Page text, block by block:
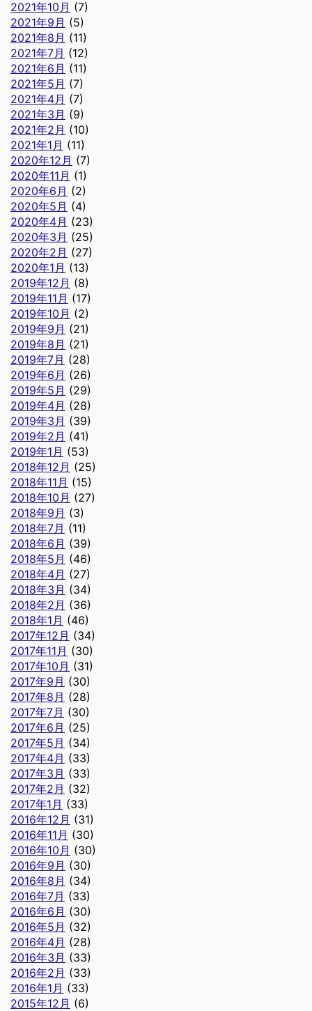
2021年10月 (7)
2021年9月 (5)
2021年8月 (11)
2021年7月 (12)
2021年6月 (11)
2021年5月 (7)
2021年4月 (7)
2021年3月 (9)
2021年2月 (10)
2021年1月 (11)
2020年12月 (7)
2020年11月 (1)
2020年6月 (2)
2020年5月 (4)
2020年4月 (23)
2020年3月 (25)
2020年2月 (27)
2020年1月 (13)
2019年12月 (8)
2019年11月 (17)
2019年10月 (2)
2019年9月 (21)
2019年8月 (21)
2019年7月 (28)
2019年6月 (26)
2019年5月 (29)
2019年4月 (28)
2019年3月 (39)
2019年2月 (41)
2019年1月 (53)
2018年12月 (25)
2018年11月 (15)
2018年10月 (27)
2018年9月 (3)
2018年7月 (11)
2018年6月 (39)
2018年5月 (46)
2018年4月 (27)
2018年3月 (34)
2018年2月 (36)
2018年1月 (46)
2017年12月 (34)
2017年11月 (30)
2017年10月 (31)
2017年9月 (30)
2017年8月 (28)
2017年7月 (30)
2017年6月 (25)
2017年5月 (34)
2017年4月 (33)
2017年3月 (33)
2017年2月 (32)
2017年1月 (33)
2016年12月 (31)
2016年11月 (30)
2016年10月 (30)
2016年9月 (30)
2016年8月 (34)
2016年7月 (33)
2016年6月 (30)
2016年5月 (32)
2016年4月 (28)
2016年3月 (33)
2016年2月 (33)
2016年1月 (33)
2015年12月 (6)